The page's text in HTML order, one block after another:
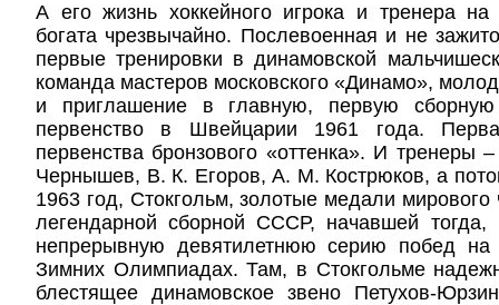
А его жизнь хоккейного игрока и тренера
богата чрезвычайно. Послевоенная и не
первые тренировки в динамовской
команда мастеров московского «Динамо»,
и приглашение в главную, первую
первенство в Швейцарии 1961 года.
первенства бронзового «оттенка». И
Чернышев, В. К. Егоров, А. М. Кострюков, а
1963 год, Стокгольм, золотые медали мирового
легендарной сборной СССР, начавшей тогда,
непрерывную девятилетнюю серию побед на
Зимних Олимпиадах. Там, в Стокгольме
блестящее динамовское звено Петухов-